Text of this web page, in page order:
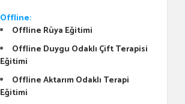
Offline:
Offline Rüya Eğitimi
Offline Duygu Odaklı Çift Terapisi
Eğitimi
Offline Aktarım Odaklı Terapi
Eğitimi